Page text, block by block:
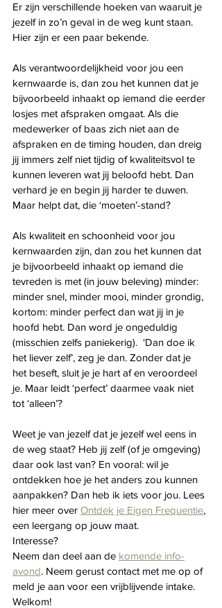
Er zijn verschillende hoeken van waaruit je
jezelf in zo’n geval in de weg kunt staan.
Hier zijn er een paar bekende.
Als verantwoordelijkheid voor jou een
kernwaarde is, dan zou het kunnen dat je
bijvoorbeeld inhaakt op iemand die eerder
losjes met afspraken omgaat. Als die
medewerker of baas zich niet aan de
afspraken en de timing houden, dan dreig
jij immers zelf niet tijdig of kwaliteitsvol te
kunnen leveren wat jij beloofd hebt. Dan
verhard je en begin jij harder te duwen.
Maar helpt dat, die ‘moeten’-stand?
Als kwaliteit en schoonheid voor jou
kernwaarden zijn, dan zou het kunnen dat
je bijvoorbeeld inhaakt op iemand die
tevreden is met (in jouw beleving) minder:
minder snel, minder mooi, minder grondig,
kortom: minder perfect dan wat jij in je
hoofd hebt. Dan word je ongeduldig
(misschien zelfs paniekerig).  ‘Dan doe ik
het liever zelf’, zeg je dan. Zonder dat je
het beseft, sluit je je hart af en veroordeel
je. Maar leidt ‘perfect’ daarmee vaak niet
tot ‘alleen’?
Weet je van jezelf dat je jezelf wel eens in
de weg staat? Heb jij zelf (of je omgeving)
daar ook last van? En vooral: wil je
ontdekken hoe je het anders zou kunnen
aanpakken? Dan heb ik iets voor jou. Lees
hier meer over Ontdek je Eigen Frequentie,
een leergang op jouw maat.
Interesse?
Neem dan deel aan de komende info-
avond. Neem gerust contact met me op of
meld je aan voor een vrijblijvende intake.
Welkom!